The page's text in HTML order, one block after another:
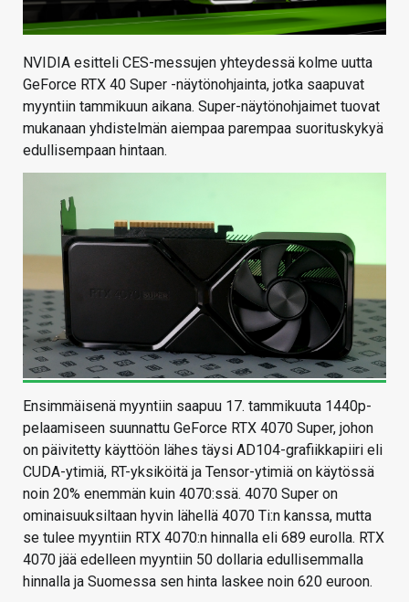
NVIDIA esitteli CES-messujen yhteydessä kolme uutta
GeForce RTX 40 Super -näytönohjainta, jotka saapuvat
myyntiin tammikuun aikana. Super-näytönohjaimet tuovat
mukanaan yhdistelmän aiempaa parempaa suorituskykyä
edullisempaan hintaan.
Ensimmäisenä myyntiin saapuu 17. tammikuuta 1440p-
pelaamiseen suunnattu GeForce RTX 4070 Super, johon
on päivitetty käyttöön lähes täysi AD104-grafiikkapiiri eli
CUDA-ytimiä, RT-yksiköitä ja Tensor-ytimiä on käytössä
noin 20% enemmän kuin 4070:ssä. 4070 Super on
ominaisuuksiltaan hyvin lähellä 4070 Ti:n kanssa, mutta
se tulee myyntiin RTX 4070:n hinnalla eli 689 eurolla. RTX
4070 jää edelleen myyntiin 50 dollaria edullisemmalla
hinnalla ja Suomessa sen hinta laskee noin 620 euroon.